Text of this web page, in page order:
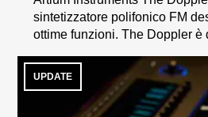
sintetizzatore polifonico FM
ottime funzioni. The Doppler è
UPDATE